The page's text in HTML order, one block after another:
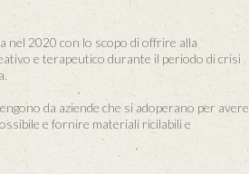
nel 2020 con lo scopo di offrire alla
e terapeutico durante il periodo di crisi
da aziende che si adoperano per avere
e fornire materiali ricilabili e